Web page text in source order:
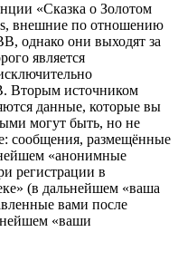
«Сказка о Золотом
внешние по отношению
однако они выходят за
является
Вторым источником
данные, которые вы
могут быть, но не
сообщения, размещённые
«анонимные
регистрации в
(в дальнейшем «ваша
вами после
«ваши